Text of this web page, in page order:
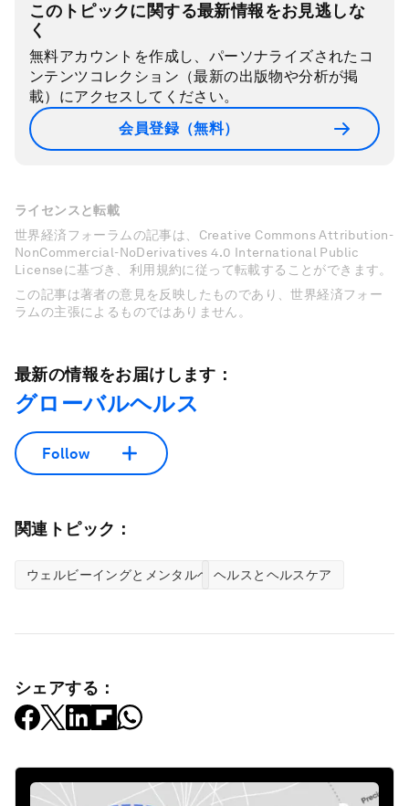
このトピックに関する最新情報をお見逃しな
く
無料アカウントを作成し、パーソナライズされたコ
ンテンツコレクション（最新の出版物や分析が掲
載）にアクセスしてください。
会員登録（無料）
ライセンスと転載
世界経済フォーラムの記事は、Creative Commons Attribution-
NonCommercial-NoDerivatives 4.0 International Public
Licenseに基づき、利用規約に従って転載することができます。
この記事は著者の意見を反映したものであり、世界経済フォー
ラムの主張によるものではありません。
最新の情報をお届けします：
グローバルヘルス
Follow
関連トピック：
ウェルビーイングとメンタルヘルスヘルスとヘルスケア
シェアする：